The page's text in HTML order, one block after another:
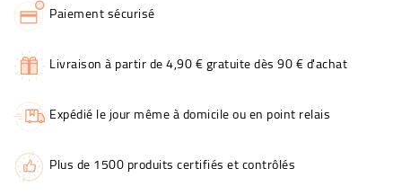
Paiement sécurisé
Livraison à partir de 4,90 € gratuite dès 90 € d'achat
Expédié le jour même à domicile ou en point relais
Plus de 1500 produits certifiés et contrôlés